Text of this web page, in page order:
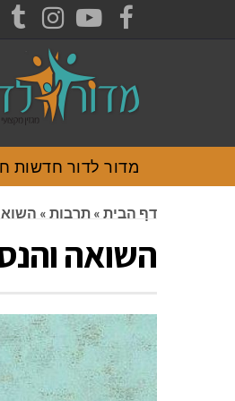
FACEBOOK
YOUTUBE
מדור לדור חדשות
דף הבית » תרבות »
השואה